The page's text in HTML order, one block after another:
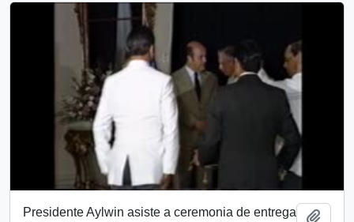
Presidente Aylwin asiste a ceremonia de entrega